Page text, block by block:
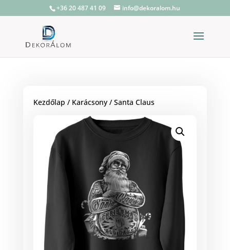
+36 20 487 41 09 info@dekoralom.hu
Kezdőlap / Karácsony/ Santa Claus